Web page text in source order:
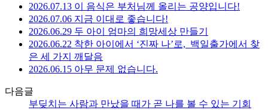
2026.07.13 이 음식은 부처님께 올리는 공양입니다!
2026.07.06 지금 이대로 좋습니다!
2026.06.29 두 아이 엄마의 희망세상 만들기
2026.06.22 착한 아이에서 ‘진짜 나’로,_백일출가에서 찾
은 세 가지 깨달음
2026.06.15 아무 문제 없습니다.
다음글
부딪치는 사람과 만났을 때가 곧 나를 볼 수 있는 기회